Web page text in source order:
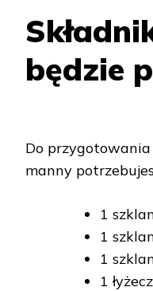
będzie
Do przygotowania
manny
1
1
1
1